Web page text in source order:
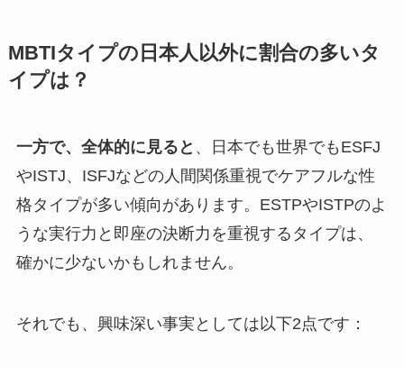
MBTIタイプの日本人以外に割合の多いタ
イプは？
一方で、全体的に見ると 、日本でも世界でもESFJ
やISTJ、ISFJなどの人間関係重視でケアフルな性
格タイプが多い傾向があります。ESTPやISTPのよ
うな実行力と即座の決断力を重視するタイプは、
確かに少ないかもしれません。
それでも、興味深い事実としては以下2点です：